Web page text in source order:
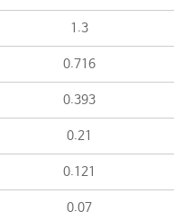
1.3
0.716
0.393
0.21
0.121
0.07